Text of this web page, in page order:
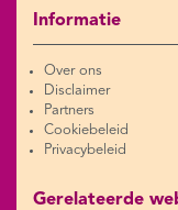
Informatie
Over ons
Disclaimer
Partners
Cookiebeleid
Privacybeleid
Gerelateerde